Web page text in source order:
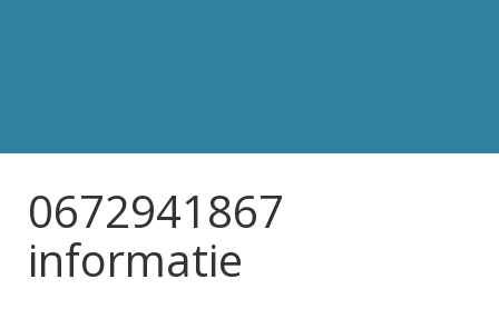
0672941867
informatie